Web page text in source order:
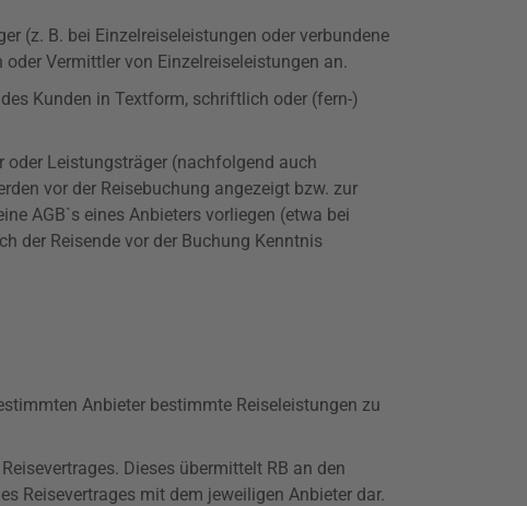
(z. B. bei Einzelreiseleistungen oder verbundene
Vermittler von Einzelreiseleistungen an.
Kunden in Textform, schriftlich oder (fern-)
oder Leistungsträger (nachfolgend auch
vor der Reisebuchung angezeigt bzw. zur
AGB`s eines Anbieters vorliegen (etwa bei
der Reisende vor der Buchung Kenntnis
Anbieter bestimmte Reiseleistungen zu
Dieses übermittelt RB an den
Reisevertrages mit dem jeweiligen Anbieter dar.